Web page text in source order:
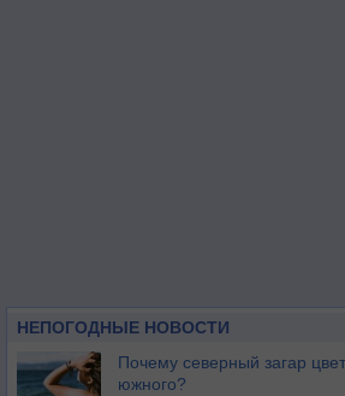
НЕПОГОДНЫЕ НОВОСТИ
Почему северный загар
южного?